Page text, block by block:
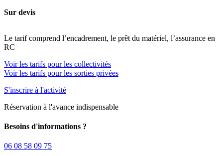
Sur devis
Le tarif comprend l’encadrement, le prêt du matériel, l’assurance en
RC
Voir les tarifs pour les collectivités
Voir les tarifs pour les sorties privées
S'inscrire à l'activité
Réservation à l'avance indispensable
Besoins d'informations ?
06 08 58 09 75